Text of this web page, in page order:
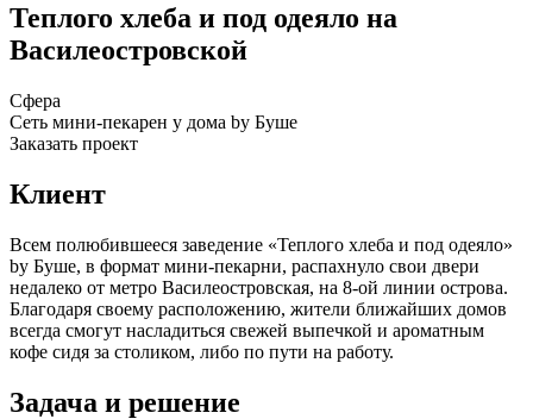
Теплого хлеба и под одеяло на
Василеостровской
Сфера
Сеть мини-пекарен у дома by Буше
Заказать проект
Клиент
Всем полюбившееся заведение «Теплого хлеба и под одеяло»
by Буше, в формат мини-пекарни, распахнуло свои двери
недалеко от метро Василеостровская, на 8-ой линии острова.
Благодаря своему расположению, жители ближайших домов
всегда смогут насладиться свежей выпечкой и ароматным
кофе сидя за столиком, либо по пути на работу.
Задача и решение